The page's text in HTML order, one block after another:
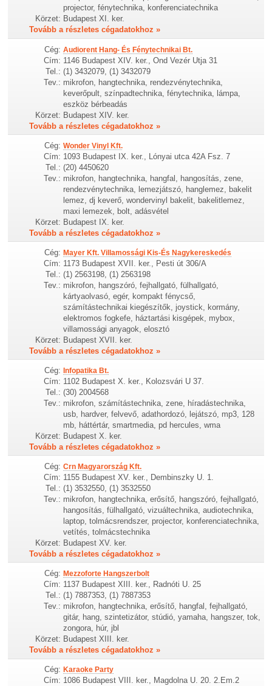
projector, fénytechnika, konferenciatechnika
Körzet: Budapest XI. ker.
Tovább a részletes cégadatokhoz »
Cég: Audiorent Hang- És Fénytechnikai Bt.
Cím: 1146 Budapest XIV. ker., Ond Vezér Utja 31
Tel.: (1) 3432079, (1) 3432079
Tev.: mikrofon, hangtechnika, rendezvénytechnika,
keverőpult, színpadtechnika, fénytechnika, lámpa,
eszköz bérbeadás
Körzet: Budapest XIV. ker.
Tovább a részletes cégadatokhoz »
Cég: Wonder Vinyl Kft.
Cím: 1093 Budapest IX. ker., Lónyai utca 42A Fsz. 7
Tel.: (20) 4450620
Tev.: mikrofon, hangtechnika, hangfal, hangosítás, zene,
rendezvénytechnika, lemezjátszó, hanglemez, bakelit
lemez, dj keverő, wondervinyl bakelit, bakelitlemez,
maxi lemezek, bolt, adásvétel
Körzet: Budapest IX. ker.
Tovább a részletes cégadatokhoz »
Cég: Mayer Kft. Villamossági Kis-És Nagykereskedés
Cím: 1173 Budapest XVII. ker., Pesti út 306/A
Tel.: (1) 2563198, (1) 2563198
Tev.: mikrofon, hangszóró, fejhallgató, fülhallgató,
kártyaolvasó, egér, kompakt fénycső,
számítástechnikai kiegészítők, joystick, kormány,
elektromos fogkefe, háztartási kisgépek, mybox,
villamossági anyagok, elosztó
Körzet: Budapest XVII. ker.
Tovább a részletes cégadatokhoz »
Cég: Infopatika Bt.
Cím: 1102 Budapest X. ker., Kolozsvári U 37.
Tel.: (30) 2004568
Tev.: mikrofon, számítástechnika, zene, híradástechnika,
usb, hardver, felvevő, adathordozó, lejátszó, mp3, 128
mb, háttértár, smartmedia, pd hercules, wma
Körzet: Budapest X. ker.
Tovább a részletes cégadatokhoz »
Cég: Crn Magyarország Kft.
Cím: 1155 Budapest XV. ker., Dembinszky U. 1.
Tel.: (1) 3532550, (1) 3532550
Tev.: mikrofon, hangtechnika, erősítő, hangszóró, fejhallgató,
hangosítás, fülhallgató, vizuáltechnika, audiotechnika,
laptop, tolmácsrendszer, projector, konferenciatechnika,
vetítés, tolmácstechnika
Körzet: Budapest XV. ker.
Tovább a részletes cégadatokhoz »
Cég: Mezzoforte Hangszerbolt
Cím: 1137 Budapest XIII. ker., Radnóti U. 25
Tel.: (1) 7887353, (1) 7887353
Tev.: mikrofon, hangtechnika, erősítő, hangfal, fejhallgató,
gitár, hang, szintetizátor, stúdió, yamaha, hangszer, tok,
zongora, húr, jbl
Körzet: Budapest XIII. ker.
Tovább a részletes cégadatokhoz »
Cég: Karaoke Party
Cím: 1086 Budapest VIII. ker., Magdolna U. 20. 2.Em.2